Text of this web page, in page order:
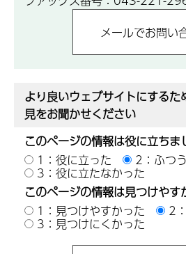
より良いウェブサイトにするた
見をお聞かせください
このページの情報は役に立ちま
1：役に立った
2：ふつう
3：役に立たなかった
このページの情報は見つけやす
1：見つけやすかった
2
3：見つけにくかった